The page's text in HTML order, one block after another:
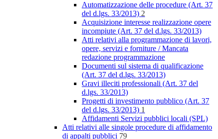
Automatizzazione delle procedure (Art. 37
del d.lgs. 33/2013) 2
Acquisizione interesse realizzazione opere
incompiute (Art. 37 del d.lgs. 33/2013)
Atti relativi alla programmazione di lavori,
opere, servizi e forniture / Mancata
redazione programmazione
Documenti sul sistema di qualificazione
(Art. 37 del d.lgs. 33/2013)
Gravi illeciti professionali (Art. 37 del
d.lgs. 33/2013)
Progetti di investimento pubblico (Art. 37
del d.lgs. 33/2013) 1
Affidamenti Servizi pubblici locali (SPL)
Atti relativi alle singole procedure di affidamento
di appalti pubblici 79